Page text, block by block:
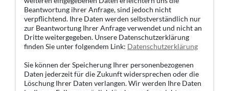
Beantwortung ihrer Anfrage, sind jedoch nicht
verpflichtend. Ihre Daten werden selbstverständlich nur
zur Beantwortung Ihrer Anfrage verwendet und nicht an
Dritte weitergegeben. Unsere Datenschutzerklärung
finden Sie unter folgendem Link: Datenschutzerklärung
Sie können der Speicherung Ihrer personenbezogenen
Daten jederzeit für die Zukunft widersprechen oder die
Löschung Ihrer Daten verlangen. Wir werden Ihre Daten